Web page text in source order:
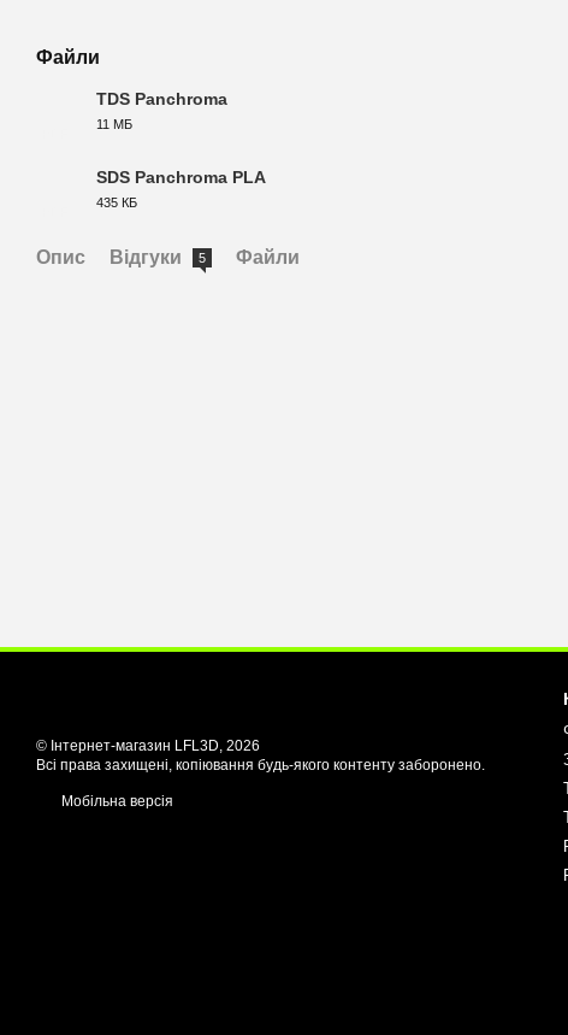
Файли
TDS Panchroma
11 МБ
SDS Panchroma PLA
435 КБ
Опис Відгуки 5 Файли
© Інтернет-магазин LFL3D, 2026
Всі права захищені, копіювання будь-якого контенту заборонено.
Мобільна версія